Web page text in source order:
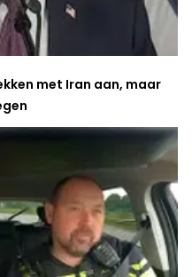
met Iran aan, maar